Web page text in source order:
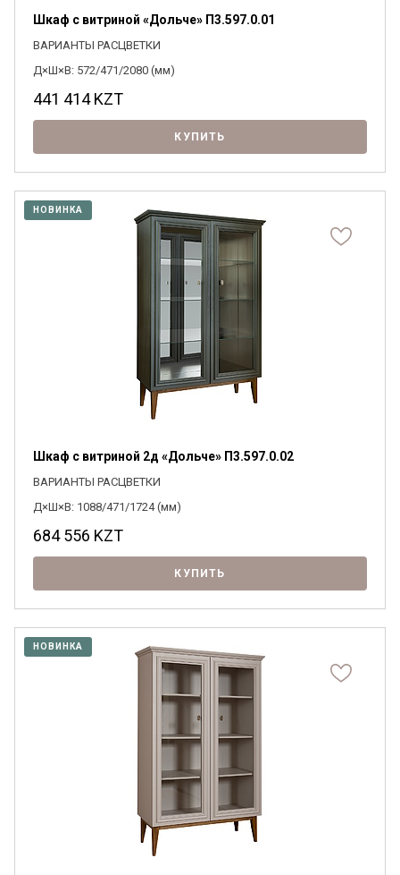
Шкаф с витриной «Дольче» П3.597.0.01
ВАРИАНТЫ РАСЦВЕТКИ
Д×Ш×В: 572/471/2080 (мм)
441 414KZT
КУПИТЬ
НОВИНКА
Шкаф с витриной 2д «Дольче» П3.597.0.02
ВАРИАНТЫ РАСЦВЕТКИ
Д×Ш×В: 1088/471/1724 (мм)
684 556 KZT
КУПИТЬ
НОВИНКА